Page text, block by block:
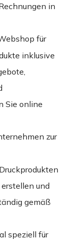
in
für
inklusive
Sie online
zur
und
gemäß
speziell für